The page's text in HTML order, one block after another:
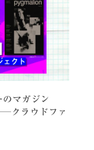
マガジン
クラウドファ